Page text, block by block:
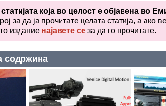
која во целост е објавена во
за да ја прочитате целата статија, а ако
издание најавете се за да го прочитате.
содржина